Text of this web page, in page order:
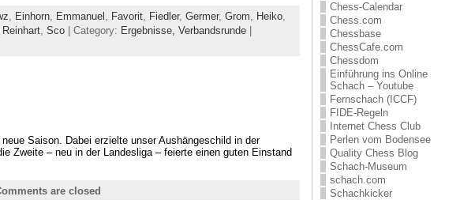
Einhorn, Emmanuel Favorit, Fiedler, Germer, Grom Heiko,
Reinhart, Sco| Category: Ergebnisse, Verbandsrunde|
Saison. Dabei erzielte unser Aushängeschild in der
Zweite – neu in der Landesliga – feierte einen guten Einstand
are closed
Chess-Calendar
Chess.com
Chessbase
ChessCafe.com
Chessdom
Einführung ins Online
Schach – Youtube
Fernschach (ICCF)
FIDE-Regeln
Internet Chess Club
Perlen vom Bodensee
Quality Chess Blog
Schach-Museum
schach.com
Schachkicker